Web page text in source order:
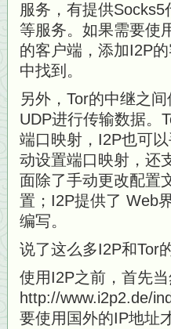
服务，有提供
等服务。如果需要使
的客户端，添加I2P
中找到。
另外，Tor的中继之
UDP进行传输数据。
端口映射，I2P也可
动设置端口映射，还
面除了手动更改配置
置；I2P提供了 Web
编写。
说了这么多I2P和Tor
使用I2P之前，首先
http://www.i2p2.de/
要使用国外的IP地址